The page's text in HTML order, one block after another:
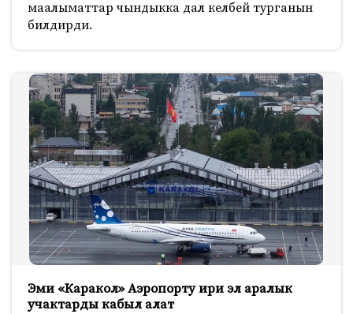
маалыматтар чындыкка дал келбей турганын
билдирди.
Эми «Каракол» Аэропорту ири эл аралык
учактарды кабыл алат